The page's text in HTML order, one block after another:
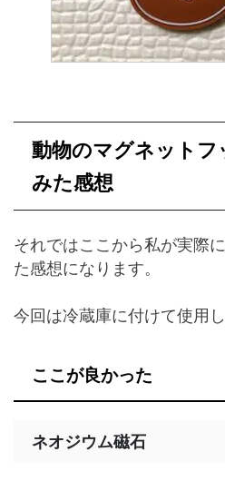
動物のマグネットフ
みた感想
それではここから私が実際
た感想になります。
今回は冷蔵庫に付けて使用し
ここが良かった
ネオジウム磁石